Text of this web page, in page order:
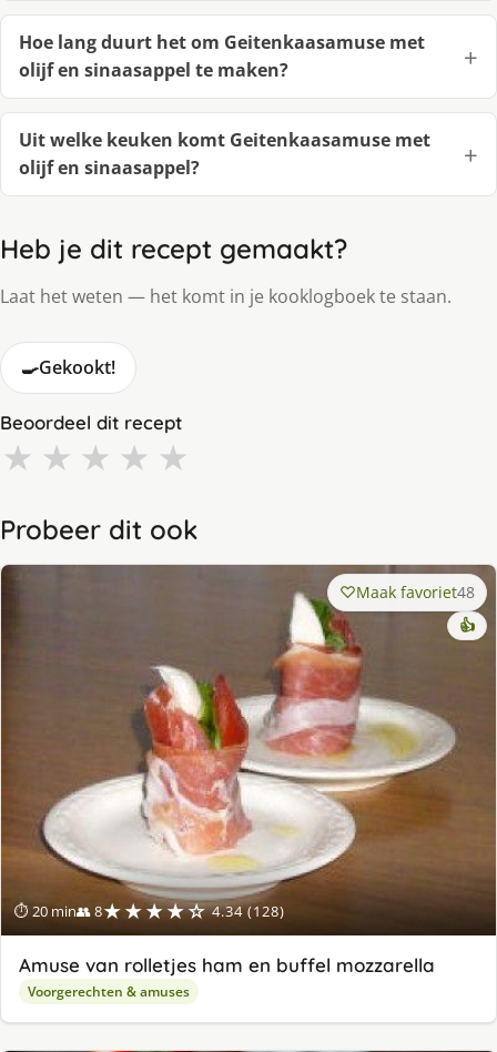
Hoe lang duurt het om Geitenkaasamuse met
olijf en sinaasappel te maken?
Uit welke keuken komt Geitenkaasamuse met
olijf en sinaasappel?
Heb je dit recept gemaakt?
Laat het weten — het komt in je kooklogboek te staan.
🍳Gekookt!
Beoordeel dit recept
★ ★ ★ ★ ★
Probeer dit ook
⏱ 20 min👥 8★★★★☆ 4.34 (128)
Maak favoriet48
👍
Amuse van rolletjes ham en buffel mozzarella
Voorgerechten & amuses